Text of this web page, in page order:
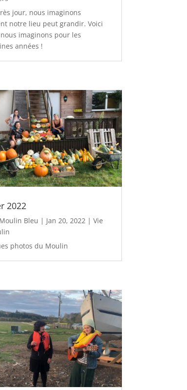
jour, nous imaginons
notre lieu peut grandir. Voici
imaginons pour les
années !
2022
Bleu | Jan 20, 2022| Vie
photos du Moulin